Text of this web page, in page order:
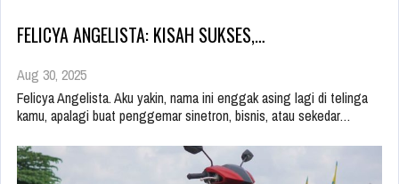
FELICYA ANGELISTA: KISAH SUKSES,…
Aug 30, 2025
Felicya Angelista. Aku yakin, nama ini enggak asing lagi di telinga
kamu, apalagi buat penggemar sinetron, bisnis, atau sekedar…